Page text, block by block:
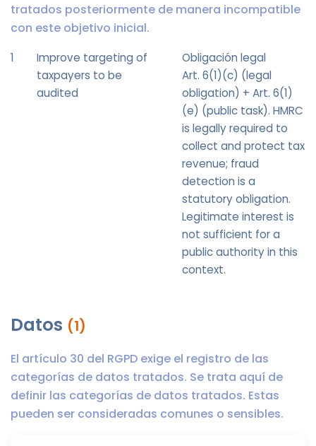
tratados posteriormente de manera incompatible
con este objetivo inicial.
1
Improve targeting of
taxpayers to be
audited
Obligación legal
Art. 6(1)(c) (legal
obligation) + Art. 6(1)
(e) (public task). HMRC
is legally required to
collect and protect tax
revenue; fraud
detection is a
statutory obligation.
Legitimate interest is
not sufficient for a
public authority in this
context.
Datos (1)
El artículo 30 del RGPD exige el registro de las
categorías de datos tratados. Se trata aquí de
definir las categorías de datos tratados. Estas
pueden ser consideradas comunes o sensibles.